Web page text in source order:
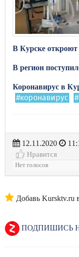
В Курске
В регион
Коронавирус в
#коронавирус
12.11.2020
Нравится
Нет голосов
Добавь Kursktv.ru
ПОДПИШИСЬ